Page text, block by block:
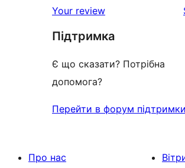
reviews
star
reviews
Your review
Підтримка
Є що сказати? Потрібна
допомога?
Перейти в форум підтримки
Про нас